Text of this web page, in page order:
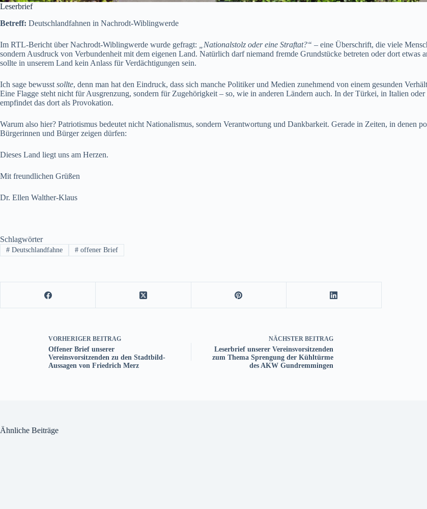
Leserbrief
Betreff: Deutschlandfahnen in Nachrodt-Wiblingwerde
Im RTL-Bericht über Nachrodt-Wiblingwerde wurde gefragt: „Nationalstolz oder eine Straftat?“ – eine Überschrift, die viele
sondern Ausdruck von Verbundenheit mit dem eigenen Land. Natürlich darf niemand fremde Grundstücke betreten oder dort etwas
sollte in unserem Land kein Anlass für Verdächtigungen sein.
Ich sage bewusst sollte, denn man hat den Eindruck, dass sich manche Politiker und Medien zunehmend von einem gesunden
Eine Flagge steht nicht für Ausgrenzung, sondern für Zugehörigkeit – so, wie in anderen Ländern auch. In der Türkei, in Italien
empfindet das dort als Provokation.
Warum also hier? Patriotismus bedeutet nicht Nationalismus, sondern Verantwortung und Dankbarkeit. Gerade in Zeiten, in denen
Bürgerinnen und Bürger zeigen dürfen:
Dieses Land liegt uns am Herzen.
Mit freundlichen Grüßen
Dr. Ellen Walther-Klaus
Schlagwörter
#Deutschlandfahne #offener Brief
VORHERIGER BEITRAG
Offener Brief unserer
Vereinsvorsitzenden zu den Stadtbild-
Aussagen von Friedrich Merz
NÄCHSTER BEITRAG
Leserbrief unserer Vereinsvorsitzenden
zum Thema Sprengung der Kühltürme
des AKW Gundremmingen
Ähnliche Beiträge